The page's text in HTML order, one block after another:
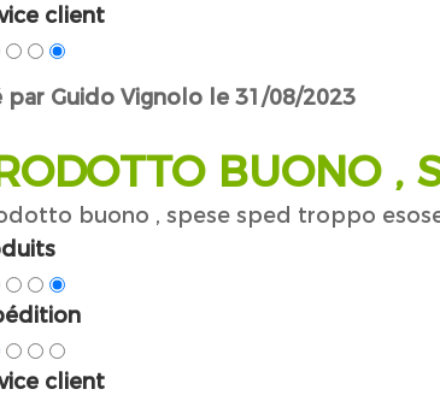
client
par Guido Vignolo le 31/08/2023
BUONO ,
buono , spese sped troppo
client